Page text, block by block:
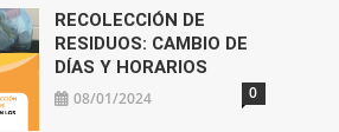
RECOLECCIÓN DE
RESIDUOS: CAMBIO DE
DÍAS Y HORARIOS
08/01/2024 0